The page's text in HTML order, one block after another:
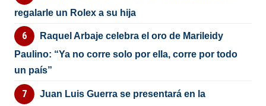
regalarle un Rolex a su hija
Raquel Arbaje celebra el oro de Marileidy
Paulino: “Ya no corre solo por ella, corre por todo
un país”
Juan Luis Guerra se presentará en la